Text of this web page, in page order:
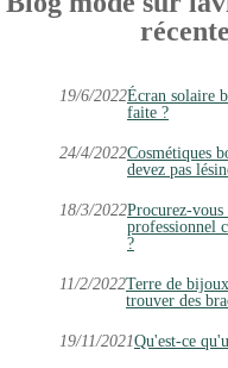
19/6/2022Écran solaire
faite ?
24/4/2022Cosmétiques
devez pas
18/3/2022Procurez-
professionnel
?
11/2/2022Terre de
trouver des
19/11/2021Qu'est-ce